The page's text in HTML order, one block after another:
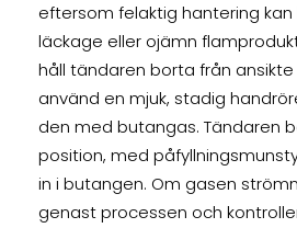
eftersom felaktig hantering kan
läckage eller ojämn
håll tändaren borta från
använd en mjuk, stadig
den med butangas. Tändaren
position, med
in i butangen. Om gasen
genast processen och